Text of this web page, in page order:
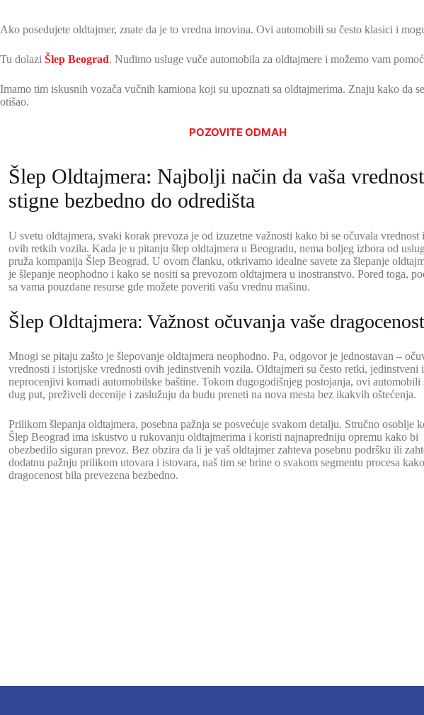
Ako posedujete oldtajmer, znate da je to vredna imovina. Ovi automobili su često klasici i
Tu dolazi Šlep Beograd. Nudimo usluge vuče automobila za oldtajmere i možemo vam
Imamo tim iskusnih vozača vučnih kamiona koji su upoznati sa oldtajmerima. Znaju kako da
otišao.
POZOVITE ODMAH
Šlep Oldtajmera: Najbolji način da vaša vrednost
stigne bezbedno do odredišta
U svetu oldtajmera, svaki korak prevoza je od izuzetne važnosti kako bi se očuvala vrednost
ovih retkih vozila. Kada je u pitanju šlep oldtajmera u Beogradu, nema boljeg izbora od
pruža kompanija Šlep Beograd. U ovom članku, otkrivamo idealne savete za šlepanje
je šlepanje neophodno i kako se nositi sa prevozom oldtajmera u inostranstvo. Pored toga,
sa vama pouzdane resurse gde možete poveriti vašu vrednu mašinu.
Šlep Oldtajmera: Važnost očuvanja vaše
Mnogi se pitaju zašto je šlepovanje oldtajmera neophodno. Pa, odgovor je jednostavan –
vrednosti i istorijske vrednosti ovih jedinstvenih vozila. Oldtajmeri su često retki, jedinstveni i
neprocenjivi komadi automobilske baštine. Tokom dugogodišnjeg postojanja, ovi automobili
dug put, preživeli decenije i zaslužuju da budu preneti na nova mesta bez ikakvih oštećenja.
Prilikom šlepanja oldtajmera, posebna pažnja se posvećuje svakom detalju. Stručno osoblje
Šlep Beograd ima iskustvo u rukovanju oldtajmerima i koristi najnapredniju opremu kako bi
obezbedilo siguran prevoz. Bez obzira da li je vaš oldtajmer zahteva posebnu podršku ili
dodatnu pažnju prilikom utovara i istovara, naš tim se brine o svakom segmentu procesa
dragocenost bila prevezena bezbedno.